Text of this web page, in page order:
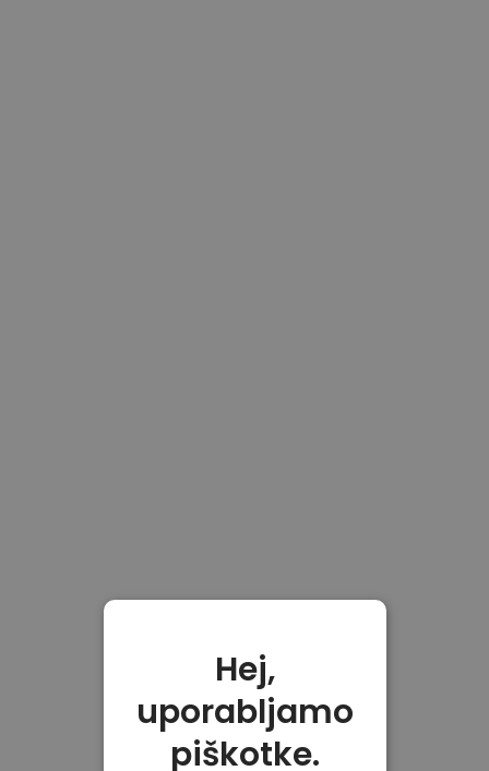
Hej,
uporabljamo
piškotke.